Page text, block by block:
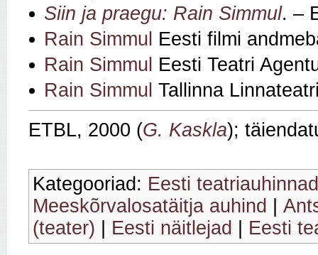
Siin ja praegu: Rain Simmul. –
Rain Simmul Eesti filmi
Rain Simmul Eesti Teatri
Rain Simmul Tallinna
ETBL, 2000 (G. Kaskla);
Kategooriad: Eesti
Meeskõrvalosatäitja auhind
(teater)
Eesti näitlejad Eesti